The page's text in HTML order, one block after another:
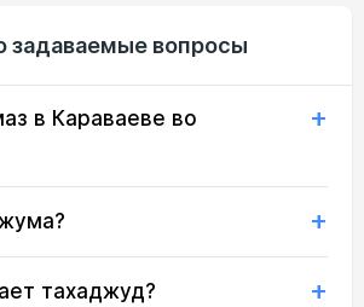
12:20 16:23 22:08
22:05
12:19 16:19 22:04
задаваемые вопросы
в Караваеве во
тахаджуд?